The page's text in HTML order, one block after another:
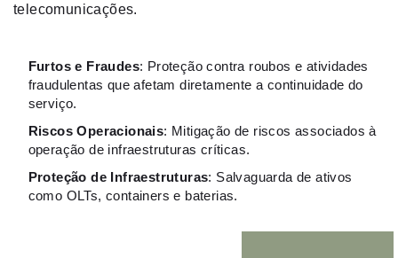
telecomunicações.
Furtos e Fraudes: Proteção contra roubos e atividades
fraudulentas que afetam diretamente a continuidade do
serviço.
Riscos Operacionais: Mitigação de riscos associados à
operação de infraestruturas críticas.
Proteção de Infraestruturas: Salvaguarda de ativos
como OLTs, containers e baterias.